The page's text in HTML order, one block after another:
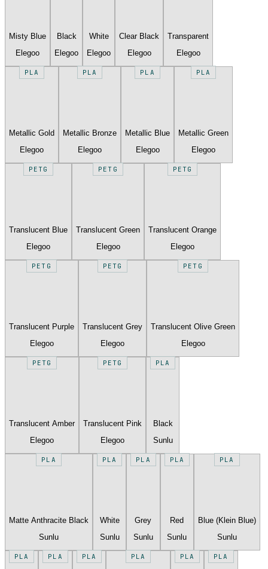
Misty Blue
Elegoo
Black
Elegoo
White
Elegoo
Clear Black
Elegoo
Transparent
Elegoo
PLA
Metallic Gold
Elegoo
PLA
Metallic Bronze
Elegoo
PLA
Metallic Blue
Elegoo
PLA
Metallic Green
Elegoo
PETG
Translucent Blue
Elegoo
PETG
Translucent Green
Elegoo
PETG
Translucent Orange
Elegoo
PETG
Translucent Purple
Elegoo
PETG
Translucent Grey
Elegoo
PETG
Translucent Olive Green
Elegoo
PETG
Translucent Amber
Elegoo
PETG
Translucent Pink
Elegoo
PLA
Black
Sunlu
PLA
Matte Anthracite Black
Sunlu
PLA
White
Sunlu
PLA
Grey
Sunlu
PLA
Red
Sunlu
PLA
Blue (Klein Blue)
Sunlu
PLA PLA PLA PLA PLA PLA